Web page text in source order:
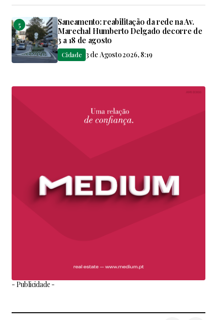
Saneamento: reabilitação da rede na Av.
Marechal Humberto Delgado decorre de
3 a 18 de agosto
Cidade 3 de Agosto 2026, 8:19
- Publicidade -